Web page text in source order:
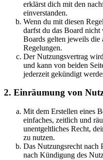
erklärst dich mit den
einverstanden.
Wenn du mit diesen
darfst du das Board
Boards gelten jeweils die
Regelungen.
Der Nutzungsvertrag
und kann von beiden
jederzeit gekündigt
2. Einräumung von
Mit dem Erstellen eines
einfaches, zeitlich und
unentgeltliches Recht,
zu nutzen.
Das Nutzungsrecht nach
nach Kündigung des